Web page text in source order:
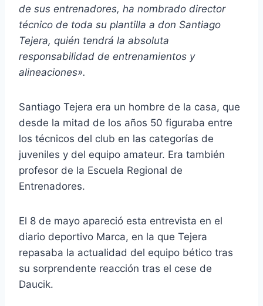
de sus entrenadores, ha nombrado director
técnico de toda su plantilla a don Santiago
Tejera, quién tendrá la absoluta
responsabilidad de entrenamientos y
alineaciones».
Santiago Tejera era un hombre de la casa, que
desde la mitad de los años 50 figuraba entre
los técnicos del club en las categorías de
juveniles y del equipo amateur. Era también
profesor de la Escuela Regional de
Entrenadores.
El 8 de mayo apareció esta entrevista en el
diario deportivo Marca, en la que Tejera
repasaba la actualidad del equipo bético tras
su sorprendente reacción tras el cese de
Daucik.